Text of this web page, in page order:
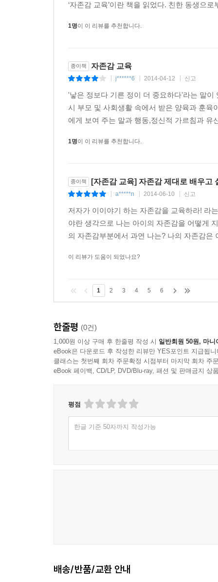
‘자존감 교육’이란 책을 읽었다. 친한 동생으
1명이 이 리뷰를 추천합니다.
종이책 자존감 교육
j******6 2014-04-12 신고
'낳은 정보다 기른 정이 더 중요하다'라는 말
시 부모 및 사회생활 속에서 받은 양육과 훈
에게 보여 주는 말과 행동,정신적 가르침과
1명이 이 리뷰를 추천합니다.
종이책 [자존감 교육] 자존감 제대로 배우고
a*****n 2014-06-10 신고
저자가 이이야기 하는 자존감을 교육하라! 라
야란 생각으로 나는 아이의 자존감을 어떻게
의 자존감부분에서 과연 나는? 나의 자존감
이 리뷰가 도움이 되었나요?
1 2 3 4 5 6
한줄평 (0건)
1,000원 이상 구매 후 한줄평 작성 시 일반회원 50원, 마니
eBook은 다운로드 후 작성한 리뷰만 YES포인트 지급됩니
클래스는 첫번째 회차 주문확정 시점부터 마지막 회차 주
eBook 페이백, CD/LP, DVD/Blu-ray, 패션 및 판매금지 상
평점
한글 기준 50자까지 작성가능
배송/반품/교환 안내